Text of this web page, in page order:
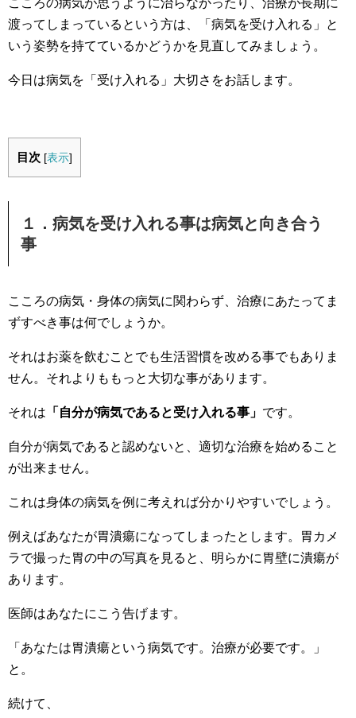
こころの病気が思うように治らなかったり、治療が長期に
渡ってしまっているという方は、「病気を受け入れる」と
いう姿勢を持てているかどうかを見直してみましょう。
今日は病気を「受け入れる」大切さをお話します。
目次 [表示]
１．病気を受け入れる事は病気と向き合う
事
こころの病気・身体の病気に関わらず、治療にあたってま
ずすべき事は何でしょうか。
それはお薬を飲むことでも生活習慣を改める事でもありま
せん。それよりももっと大切な事があります。
それは 「自分が病気であると受け入れる事」 です。
自分が病気であると認めないと、適切な治療を始めること
が出来ません。
これは身体の病気を例に考えれば分かりやすいでしょう。
例えばあなたが胃潰瘍になってしまったとします。胃カメ
ラで撮った胃の中の写真を見ると、明らかに胃壁に潰瘍が
あります。
医師はあなたにこう告げます。
「あなたは胃潰瘍という病気です。治療が必要です。」
と。
続けて、